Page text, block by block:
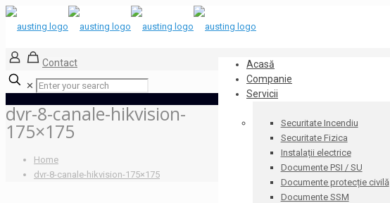
Acasă
Companie
Servicii
Securitate Incendiu
Securitate Fizica
Instalații electrice
Documente PSI / SU
Documente protecție civilă
Documente SSM
Contact
✕
dvr-8-canale-hikvision-
175×175
Home
dvr-8-canale-hikvision-175×175